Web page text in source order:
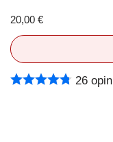
20,00 €
26